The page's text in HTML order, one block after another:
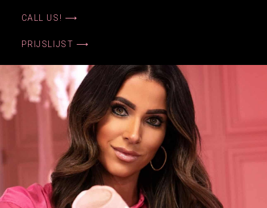
CALL US! ⟶
PRIJSLIJST ⟶